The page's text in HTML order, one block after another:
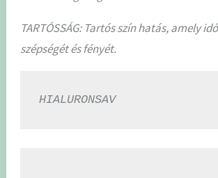
TARTÓSSÁG: Tartós szín hatás, amely
szépségét és fényét.
HIALURONSAV